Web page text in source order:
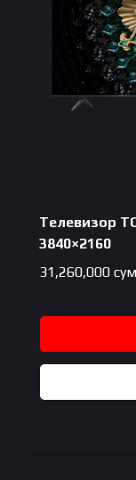
Телевизор
3840×2160
31,260,000 сум